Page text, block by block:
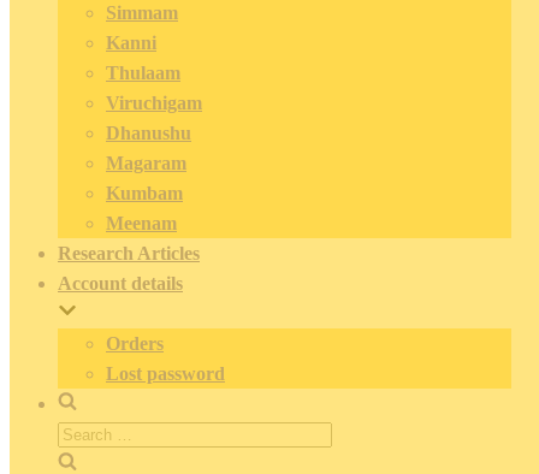
Simmam
Kanni
Thulaam
Viruchigam
Dhanushu
Magaram
Kumbam
Meenam
Research Articles
Account details
Orders
Lost password
Search
for: